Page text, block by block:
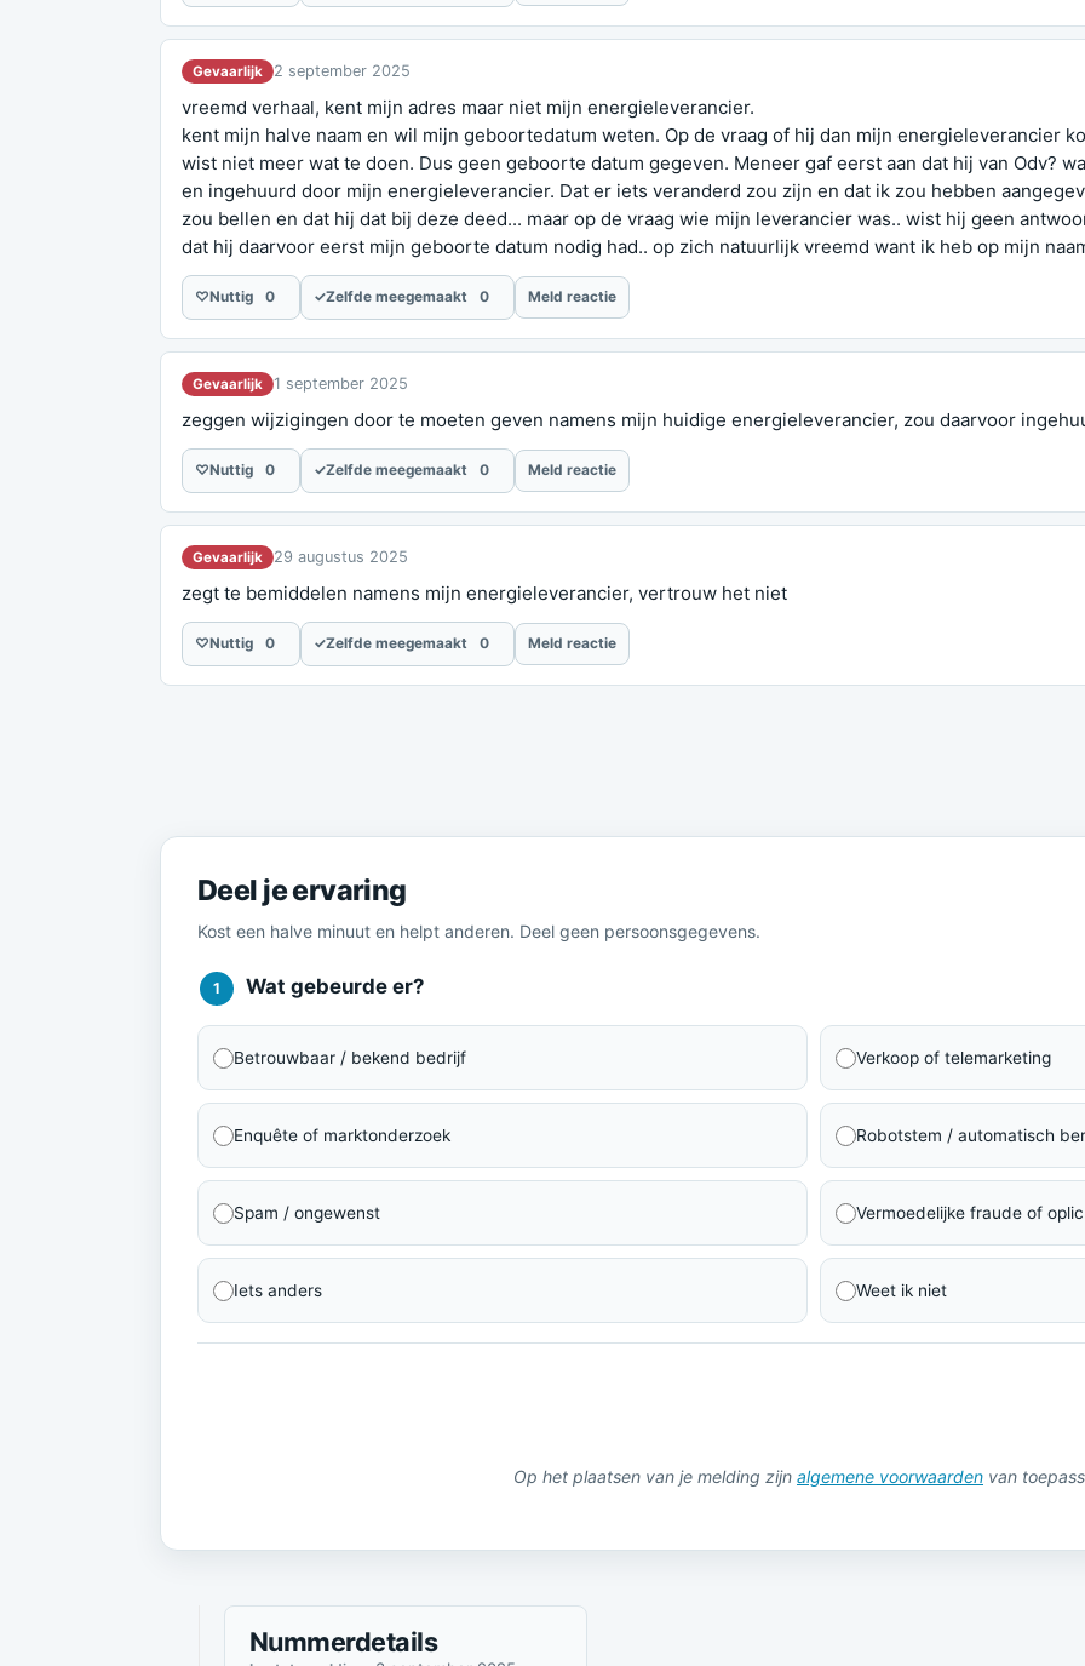
Gevaarlijk 2 september 2025
vreemd verhaal, kent mijn adres maar niet mijn energieleverancier.
kent mijn halve naam en wil mijn geboortedatum weten. Op de vraag of hij dan mijn energieleverancier
wist niet meer wat te doen. Dus geen geboorte datum gegeven. Meneer gaf eerst aan dat hij van Odv?
en ingehuurd door mijn energieleverancier. Dat er iets veranderd zou zijn en dat ik zou hebben
zou bellen en dat hij dat bij deze deed... maar op de vraag wie mijn leverancier was.. wist hij geen
dat hij daarvoor eerst mijn geboorte datum nodig had.. op zich natuurlijk vreemd want ik heb op mijn
♡Nuttig 0 ✓Zelfde meegemaakt 0 Meld reactie
Gevaarlijk 1 september 2025
zeggen wijzigingen door te moeten geven namens mijn huidige energieleverancier, zou daarvoor
♡Nuttig 0 ✓Zelfde meegemaakt 0 Meld reactie
Gevaarlijk 29 augustus 2025
zegt te bemiddelen namens mijn energieleverancier, vertrouw het niet
♡Nuttig 0 ✓Zelfde meegemaakt 0 Meld reactie
Deel je ervaring
Kost een halve minuut en helpt anderen. Deel geen persoonsgegevens.
1 Wat gebeurde er?
Betrouwbaar / bekend bedrijf Verkoop of telemarketing
Enquête of marktonderzoek Robotstem / automatisch
Spam / ongewenst Vermoedelijke fraude of
Iets anders Weet ik niet
Op het plaatsen van je melding zijn algemene voorwaarden van
Nummerdetails